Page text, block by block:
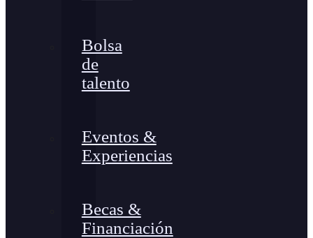
Bolsa
de
talento
Eventos &
Experiencias
Becas &
Financiación